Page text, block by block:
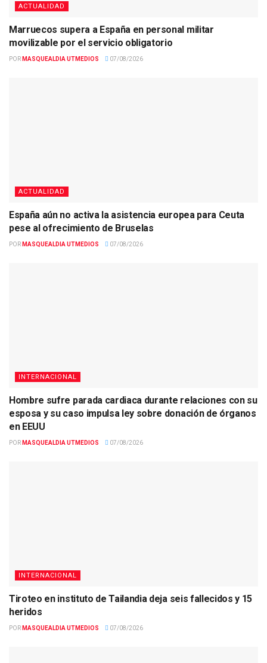
ACTUALIDAD
Marruecos supera a España en personal militar
movilizable por el servicio obligatorio
POR MASQUEALDIA UTMEDIOS 07/08/2026
ACTUALIDAD
España aún no activa la asistencia europea para Ceuta
pese al ofrecimiento de Bruselas
POR MASQUEALDIA UTMEDIOS 07/08/2026
INTERNACIONAL
Hombre sufre parada cardiaca durante relaciones con su
esposa y su caso impulsa ley sobre donación de órganos
en EEUU
POR MASQUEALDIA UTMEDIOS 07/08/2026
INTERNACIONAL
Tiroteo en instituto de Tailandia deja seis fallecidos y 15
heridos
POR MASQUEALDIA UTMEDIOS 07/08/2026